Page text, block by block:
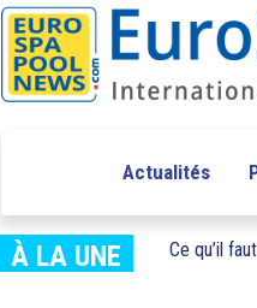
Actualités
À LA UNE Ce qu’il